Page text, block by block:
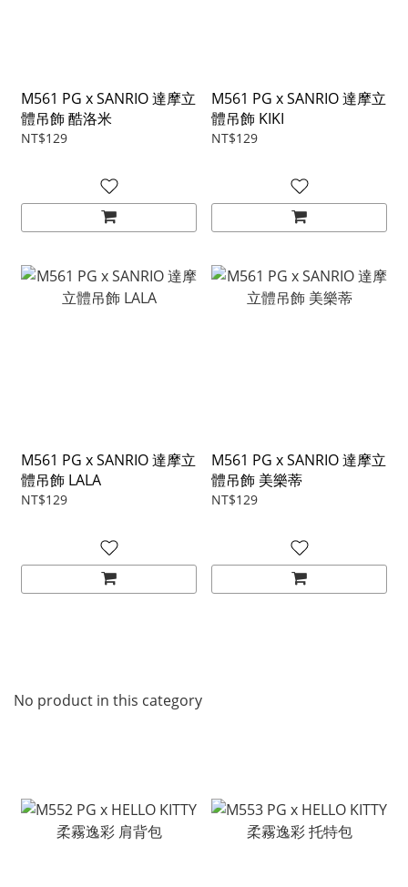
M561 PG x SANRIO 達摩立
體吊飾 酷洛米
NT$129
M561 PG x SANRIO 達摩立
體吊飾 KIKI
NT$129
M561 PG x SANRIO 達摩立
體吊飾 LALA
NT$129
M561 PG x SANRIO 達摩立
體吊飾 美樂蒂
NT$129
No product in this category